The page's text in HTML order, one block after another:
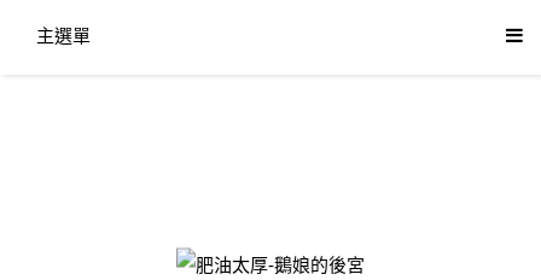
主選單
肥油太厚-鵝娘的後宮